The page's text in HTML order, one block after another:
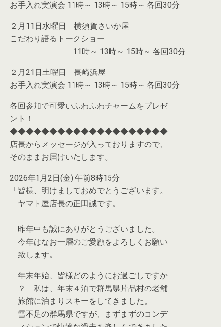
お手入れ実演会 11時～ 13時～ 15時～ 各回30分
２月11日水曜日 横須賀さいか屋
こだわり語るトークショー
11時～ 13時～ 15時～ 各回30分
２月21日土曜日 長崎浜屋
お手入れ実演会 11時～ 13時～ 15時～ 各回30分
各回参加で可愛いふわふわチャームをプレゼ
ント！
◆◆◆◆◆◆◆◆◆◆◆◆◆◆◆◆◆◆◆◆
店長からメッセージが入っておりますので、
そのままお届けいたします。
2026年1月2日(金) 午前8時15分
「皆様、明けましておめでとうございます。
ヤマト屋店長の正田誠です。
昨年中も誠にありがとうございました。
今年はなお一層のご愛顧をよろしくお願い
致します。
年末年始、皆様どのようにお過ごしですか
？ 私は、年末４泊で群馬県片品村の老舗
旅館に泊まりスキーをしてきました。
雪不足の群馬県ですが、まずまずのコンデ